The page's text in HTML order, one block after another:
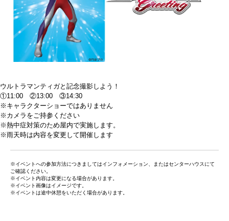
ウルトラマンティガと記念撮影しよう！
①11:00 ②13:00 ③14:30
※キャラクターショーではありません
※カメラをご持参ください
※熱中症対策のため屋内で実施します。
※雨天時は内容を変更して開催します
※イベントへの参加方法につきましてはインフォメーション、またはセンターハウスにて
ご確認ください。
※イベント内容は変更になる場合があります。
※イベント画像はイメージです。
※イベントは途中休憩をいただく場合があります。